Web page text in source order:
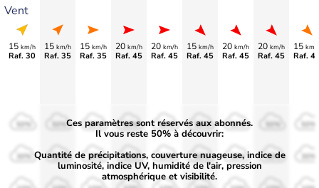
Vent
15 km/h
Raf. 30
15 km/h
Raf. 35
15 km/h
Raf. 35
20 km/h
Raf. 45
20 km/h
Raf. 45
15 km/h
Raf. 45
20 km/h
Raf. 45
20 km/h
Raf. 45
15 km/
Raf.
50%
30%
50%
30%
50%
30%
50%
30%
50%
30%
50%
30%
50%
30% 30% 30%
Ces paramètres sont réservés aux abonnés.
Il vous reste 50% à découvrir:
Quantité de précipitations, couverture nuageuse, indice de
luminosité, indice UV, humidité de l'air, pression
atmosphérique et visibilité.